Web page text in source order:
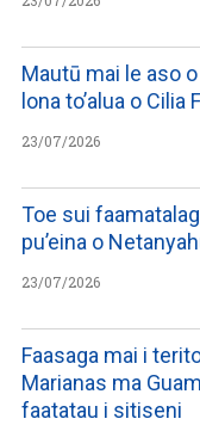
Mautū mai le aso
lona to’alua o Cilia
23/07/2026
Toe sui
pu’eina o
23/07/2026
Faasaga mai i
Marianas ma
faatatau i sitiseni